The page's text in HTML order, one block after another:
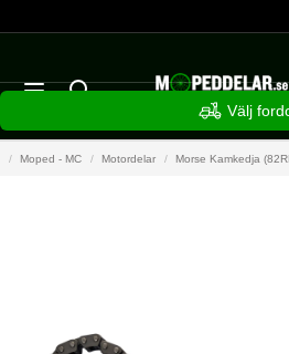
Välj
Moped - MC Motordelar Morse Kamkedja